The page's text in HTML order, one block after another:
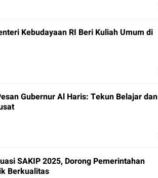
Kebudayaan RI Beri Kuliah Umum di
Gubernur Al Haris: Tekun Belajar dan
SAKIP 2025, Dorong Pemerintahan
Berkualitas